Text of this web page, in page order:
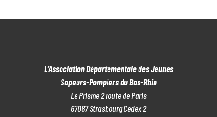
L’Association Départementale des Jeunes
Sapeurs-Pompiers du Bas-Rhin
Le Prisme 2 route de Paris
67087 Strasbourg Cedex 2